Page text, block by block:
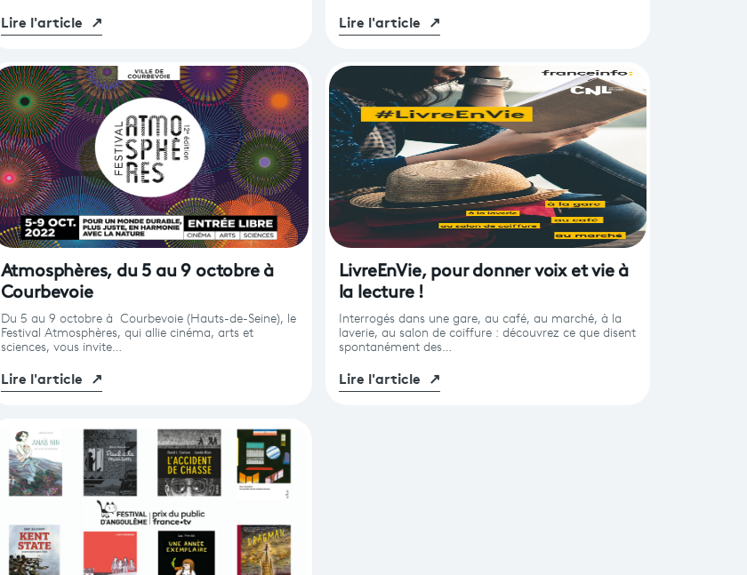
Lire l'article ↗ Lire l'article ↗
Atmosphères, du 5 au 9 octobre à
Courbevoie
Du 5 au 9 octobre à Courbevoie (Hauts-de-Seine), le
Festival Atmosphères, qui allie cinéma, arts et
sciences, vous invite…
Lire l'article ↗
LivreEnVie, pour donner voix et vie à
la lecture !
Interrogés dans une gare, au café, au marché, à la
laverie, au salon de coiffure : découvrez ce que disent
spontanément des…
Lire l'article ↗